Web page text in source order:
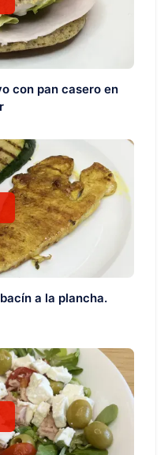
con pan casero en
a la plancha.